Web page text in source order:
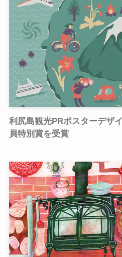
利尻島観光PRポスターデザ
員特別賞を受賞